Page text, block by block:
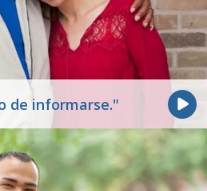
de informarse."